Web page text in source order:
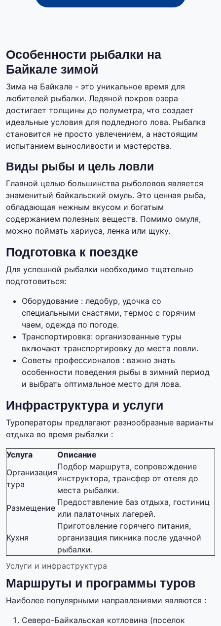
Особенности рыбалки на
Байкале зимой
Зима на Байкале - это уникальное время для
любителей рыбалки. Ледяной покров озера
достигает толщины до полуметра, что создает
идеальные условия для подледного лова. Рыбалка
становится не просто увлечением, а настоящим
испытанием выносливости и мастерства.
Виды рыбы и цель ловли
Главной целью большинства рыболовов является
знаменитый байкальский омуль. Это ценная рыба,
обладающая нежным вкусом и богатым
содержанием полезных веществ. Помимо омуля,
можно поймать хариуса, ленка или щуку.
Подготовка к поездке
Для успешной рыбалки необходимо тщательно
подготовиться:
Оборудование : ледобур, удочка со
специальными снастями, термос с горячим
чаем, одежда по погоде.
Транспортировка: организованные туры
включают транспортировку до места ловли.
Советы профессионалов : важно знать
особенности поведения рыбы в зимний период
и выбрать оптимальное место для лова.
Инфраструктура и услуги
Туроператоры предлагают разнообразные варианты
отдыха во время рыбалки :
Услуги и инфраструктура
Услуга
Описание
Организация
тура
Подбор маршрута, сопровождение
инструктора, трансфер от отеля до
места рыбалки.
Размещение
Предоставление баз отдыха, гостиниц
или палаточных лагерей.
Кухня
Приготовление горячего питания,
организация пикника после удачной
рыбалки.
Маршруты и программы туров
Наиболее популярными направлениями являются :
Северо-Байкальская котловина (поселок